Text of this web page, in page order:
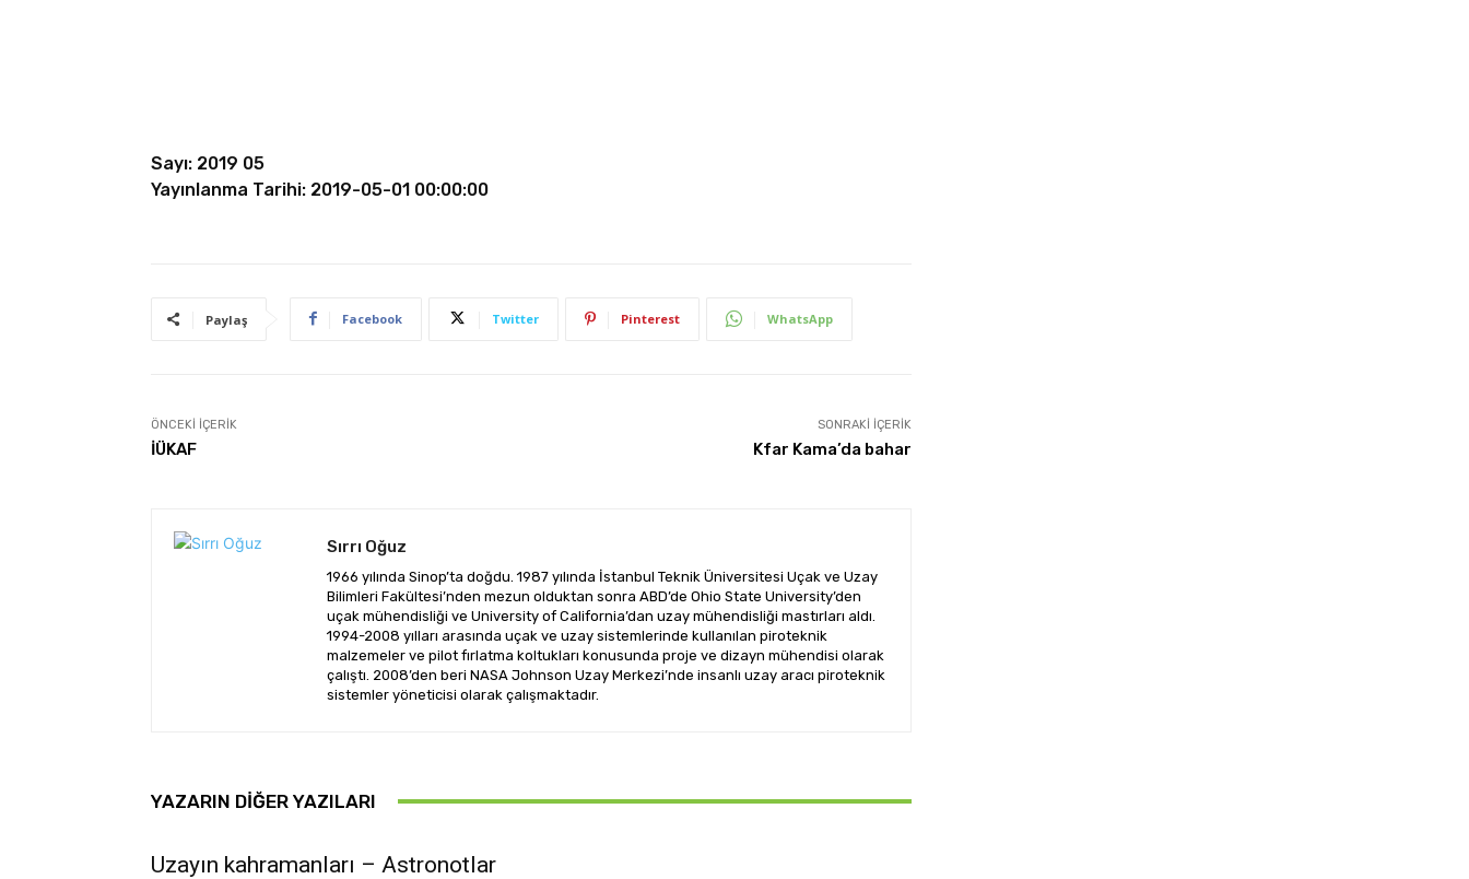
Sayı: 2019 05
Yayınlanma Tarihi: 2019-05-01 00:00:00
Paylaş Facebook Twitter Pinterest WhatsApp
ÖNCEKI İÇERIK
İÜKAF
SONRAKI İÇERIK
Kfar Kama’da bahar
Sırrı Oğuz
1966 yılında Sinop’ta doğdu. 1987 yılında İstanbul Teknik Üniversitesi Uçak ve Uzay
Bilimleri Fakültesi’nden mezun olduktan sonra ABD’de Ohio State University’den
uçak mühendisliği ve University of California’dan uzay mühendisliği mastırları aldı.
1994-2008 yılları arasında uçak ve uzay sistemlerinde kullanılan piroteknik
malzemeler ve pilot fırlatma koltukları konusunda proje ve dizayn mühendisi olarak
çalıştı. 2008’den beri NASA Johnson Uzay Merkezi’nde insanlı uzay aracı piroteknik
sistemler yöneticisi olarak çalışmaktadır.
YAZARIN DIĞER YAZILARI
Uzayın kahramanları – Astronotlar